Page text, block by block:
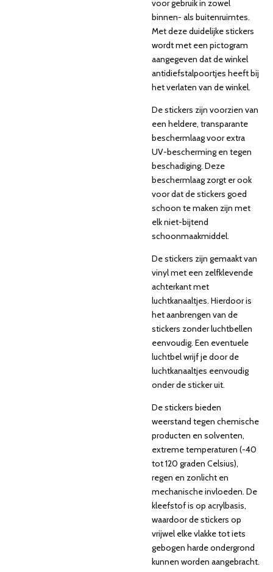
voor gebruik in zowel
binnen- als buitenruimtes.
Met deze duidelijke stickers
wordt met een pictogram
aangegeven dat de winkel
antidiefstalpoortjes heeft bij
het verlaten van de winkel.
De stickers zijn voorzien van
een heldere, transparante
beschermlaag voor extra
UV-bescherming en tegen
beschadiging. Deze
beschermlaag zorgt er ook
voor dat de stickers goed
schoon te maken zijn met
elk niet-bijtend
schoonmaakmiddel.
De stickers zijn gemaakt van
vinyl met een zelfklevende
achterkant met
luchtkanaaltjes. Hierdoor is
het aanbrengen van de
stickers zonder luchtbellen
eenvoudig. Een eventuele
luchtbel wrijf je door de
luchtkanaaltjes eenvoudig
onder de sticker uit.
De stickers bieden
weerstand tegen chemische
producten en solventen,
extreme temperaturen (-40
tot 120 graden Celsius),
regen en zonlicht en
mechanische invloeden. De
kleefstof is op acrylbasis,
waardoor de stickers op
vrijwel elke vlakke tot iets
gebogen harde ondergrond
kunnen worden aangebracht.